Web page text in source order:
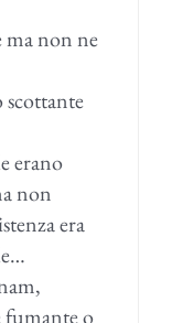
ma non ne
scottante
erano
non
era
fumante o